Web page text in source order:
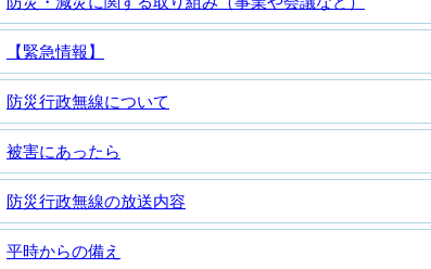
【緊急情報】
防災行政無線について
被害にあったら
防災行政無線の放送内容
平時からの備え